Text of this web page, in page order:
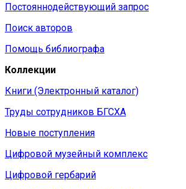
Постояннодействующий запрос
Поиск авторов
Помощь библиографа
Коллекции
Книги (Электронный каталог)
Труды сотрудников БГСХА
Новые поступления
Цифровой музейный комплекс
Цифровой гербарий